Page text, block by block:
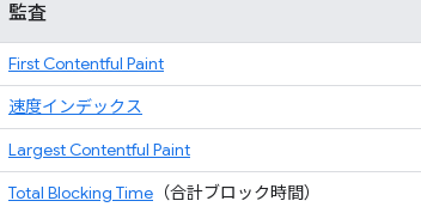
監査
First Contentful Paint
速度インデックス
Largest Contentful Paint
Total Blocking Time （合計ブロック時間）